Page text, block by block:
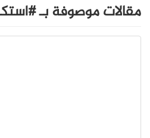
مقالات موصوفة بـ